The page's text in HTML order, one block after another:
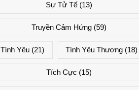
Sự Tử Tế (13)
Truyền Cảm Hứng (59)
Tình Yêu (21) Tình Yêu Thương(18)
Tích Cực (15)